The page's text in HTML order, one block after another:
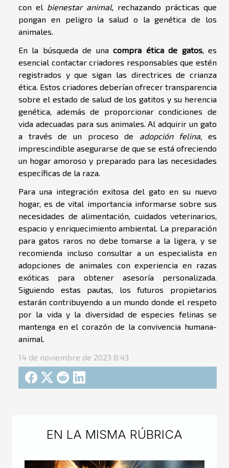
EN LA MISMA RÚBRICA
con el bienestar animal, rechazando prácticas que
pongan en peligro la salud o la genética de los
animales.
En la búsqueda de unacompra ética de gatos, es
esencial contactar criadores responsables que estén
registrados y que sigan las directrices de crianza
ética. Estos criadores deberían ofrecer transparencia
sobre el estado de salud de los gatitos y su herencia
genética, además de proporcionar condiciones de
vida adecuadas para sus animales. Al adquirir un gato
a través de un proceso de adopción felina , es
imprescindible asegurarse de que se está ofreciendo
un hogar amoroso y preparado para las necesidades
específicas de la raza.
Para una integración exitosa del gato en su nuevo
hogar, es de vital importancia informarse sobre sus
necesidades de alimentación, cuidados veterinarios,
espacio y enriquecimiento ambiental. La preparación
para gatos raros no debe tomarse a la ligera, y se
recomienda incluso consultar a un especialista en
adopciones de animales con experiencia en razas
exóticas para obtener asesoría personalizada.
Siguiendo estas pautas, los futuros propietarios
estarán contribuyendo a un mundo donde el respeto
por la vida y la diversidad de especies felinas se
mantenga en el corazón de la convivencia humana-
animal.
14 de noviembre de 2023 8:43